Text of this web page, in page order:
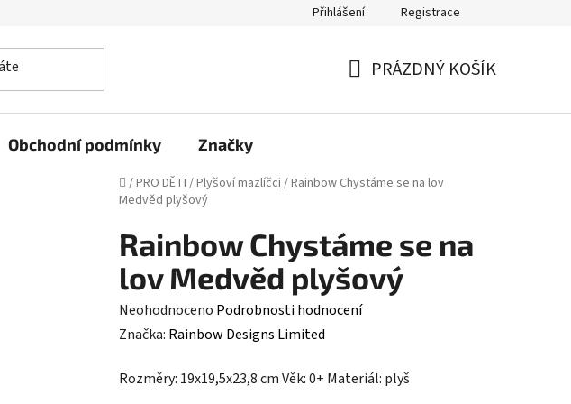
Přihlášení Registrace
PRÁZDNÝ KOŠÍK
Obchodní podmínky Značky
Domů
/PRO DĚTI/Plyšoví mazlíčci/Rainbow Chystáme se na lov
Medvěd plyšový
Rainbow Chystáme se na
lov Medvěd plyšový
Průměrné
hodnocení
je
Neohodnoceno Podrobnosti hodnocení
Značka: Rainbow Designs Limited
Rozměry: 19x19,5x23,8 cm Věk: 0+ Materiál: plyš